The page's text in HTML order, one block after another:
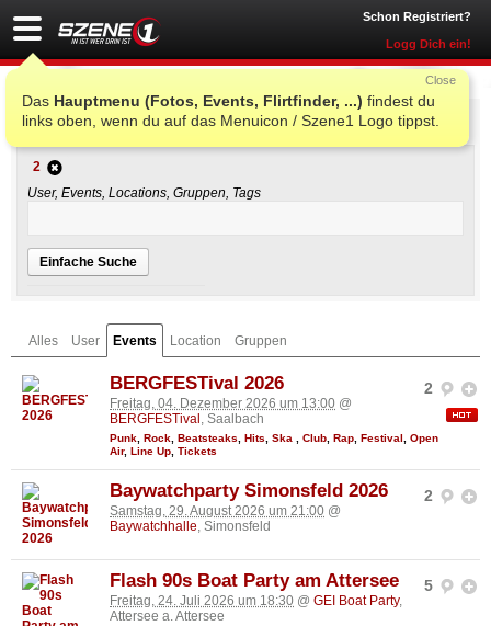
Schon Registriert?
Logg Dich ein!
Das Hauptmenu (Fotos, Events, Flirtfinder, ...) findest du
links oben, wenn du auf das Menuicon / Szene1 Logo tippst.
Close
Einfache Suche
2
User, Events, Locations, Gruppen, Tags
Einfache Suche
Alles User Events Location Gruppen
2
BERGFESTival 2026
Freitag, 04. Dezember 2026 um 13:00 @
BERGFESTival, Saalbach
Punk Rock Beatsteaks Hits Ska Club Rap Festival
Open
Air, Line Up Tickets
2
Baywatchparty Simonsfeld 2026
Samstag, 29. August 2026 um 21:00 @
Baywatchhalle, Simonsfeld
5
Flash 90s Boat Party am Attersee
Freitag, 24. Juli 2026 um 18:30 @ GEI Boat Party,
Attersee a. Attersee